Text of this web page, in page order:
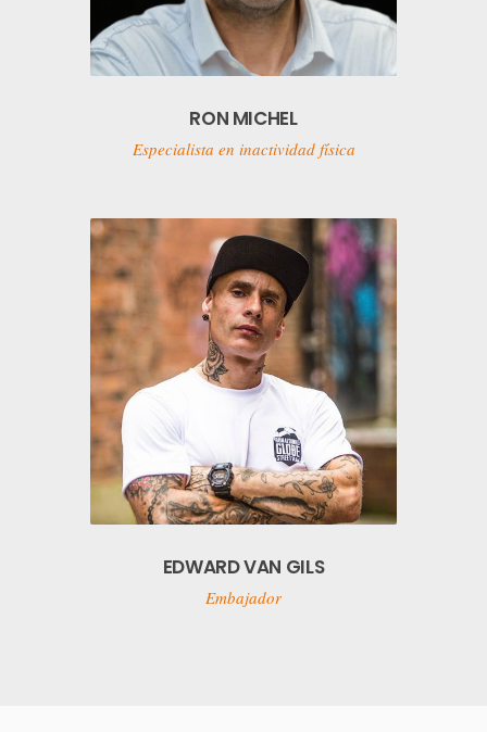
RON MICHEL
Especialista en inactividad física
EDWARD VAN GILS
Embajador